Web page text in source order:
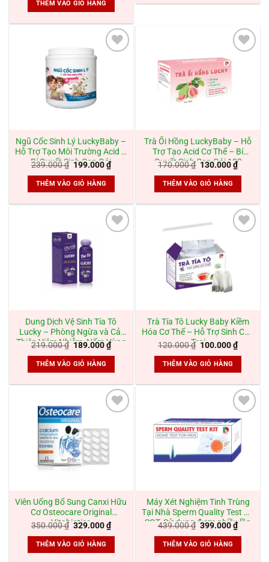
500.000 ₫.
420.000 ₫.
THÊM VÀO GIỎ HÀNG
Ngũ Cốc Sinh Lý LuckyBaby –
Hỗ Trợ Tạo Môi Trường Acid –
Bí Quyết Sinh Con Gái
239.000₫ Giá
là:
239.000 ₫.
199.000₫Giá
hiện
199.000 ₫.
THÊM VÀO GIỎ HÀNG
Add to
wishlist
Trà Ổi Hồng LuckyBaby – Hỗ
Trợ Tạo Acid Cơ Thể – Bí
Quyết Sinh Con Gái 100
170.000₫ Giá
là:
170.000 ₫.
130.000₫Giá
hiện
THÊM VÀO GIỎ HÀNG
Dung Dịch Vệ Sinh Tía Tô
Lucky – Phòng Ngừa và Cải
Thiện Viêm Nhiễm, Nấm Vùng
Kín
219.000₫ Giá
là:
219.000 ₫.
189.000₫Giá
hiện
189.000 ₫.
THÊM VÀO GIỎ HÀNG
Trà Tía Tô Lucky Baby Kiềm
Hóa Cơ Thể – Hỗ Trợ Sinh Con
Trai
120.000₫ Giá
là:
120.000 ₫.
100.000₫Giá
hiện
THÊM VÀO GIỎ HÀNG
wishlist
Viên Uống Bổ Sung Canxi Hữu
Cơ Osteocare Original
Vitabiotics
350.000₫ Giá
là:
350.000 ₫.
329.000₫Giá
hiện
329.000 ₫.
THÊM VÀO GIỎ HÀNG
Add to
wishlist
Máy Xét Nghiệm Tinh Trùng
Tại Nhà Sperm Quality Test Kit
SQT- Sử dụng được nhiều lần
439.000₫ Giá
là:
439.000 ₫.
399.000₫Giá
hiện
THÊM VÀO GIỎ HÀNG